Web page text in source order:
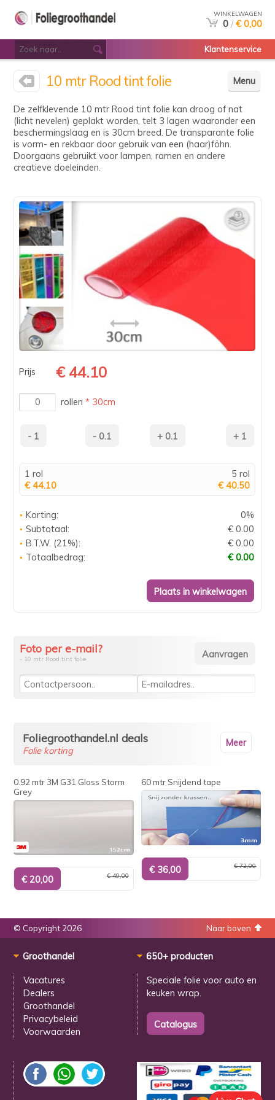
WINKELWAGEN
0 / € 0,00
Klantenservice
Menu
10 mtr Rood tint folie
De zelfklevende 10 mtr Rood tint folie kan droog of nat
(licht nevelen) geplakt worden, telt 3 lagen waaronder een
beschermingslaag en is 30cm breed. De transparante folie
is vorm- en rekbaar door gebruik van een (haar)föhn.
Doorgaans gebruikt voor lampen, ramen en andere
creatieve doeleinden.
Prijs € 44.10
rollen* 30cm
1 rol
€ 44.10
5 rol
€ 40.50
Korting:
0%
Subtotaal:
€ 0.00
B.T.W. (21%):
€ 0.00
Totaalbedrag:
€ 0.00
Foto per e-mail?
- 10 mtr Rood tint folie
Meer
Foliegroothandel.nl deals
Folie korting
0.92 mtr 3M G31 Gloss Storm
Grey
€ 49,00
60 mtr Snijdend tape
€ 72,00
Naar boven
© Copyright 2026
Groothandel
Vacatures
Dealers
Groothandel
Privacybeleid
Voorwaarden
650+ producten
Speciale folie voorauto en
keuken wrap.